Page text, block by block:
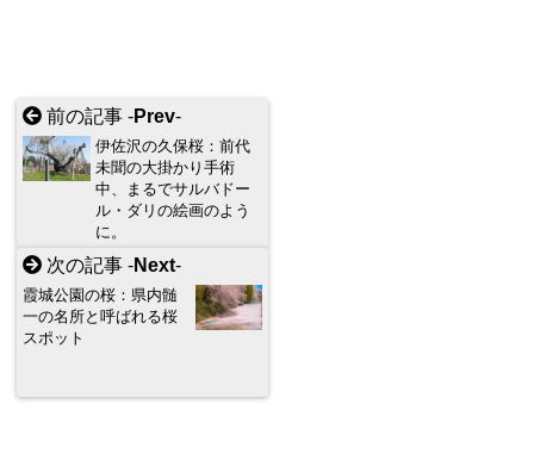
前の記事 -Prev-
伊佐沢の久保桜：前代
未聞の大掛かり手術
中、まるでサルバドー
ル・ダリの絵画のよう
に。
次の記事 -Next-
霞城公園の桜：県内髄
一の名所と呼ばれる桜
スポット